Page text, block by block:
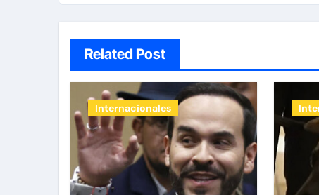
Related Post
Internacionales